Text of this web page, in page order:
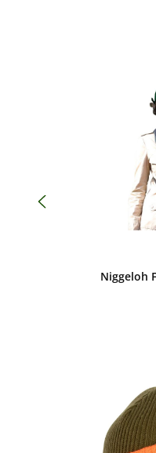
Niggeloh